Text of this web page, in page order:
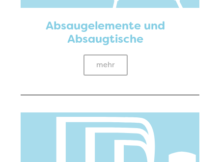
Absaugelemente und
Absaugtische
mehr